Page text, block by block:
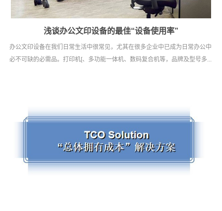
浅谈办公文印设备的最佳“设备使用率”
办公文印设备在我们日常生活中很常见，尤其在很多企业中已成为日常办公中
必不可缺的必需品。打印机[、多功能一体机、数码复合机等，品牌及型号多...